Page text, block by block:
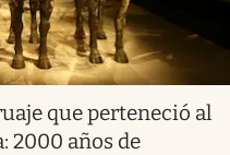
que perteneció al
2000 años de